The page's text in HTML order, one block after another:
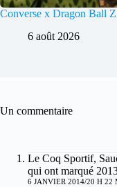
Converse x Dragon Ball
6 août 2026
Un commentaire
Le Coq Sportif,
qui ont marqué
6 JANVIER 2014/20 H 22